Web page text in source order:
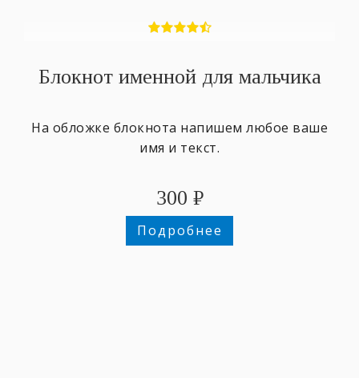
Блокнот именной для мальчика
На обложке блокнота напишем любое ваше
имя и текст.
300 ₽
Подробнее